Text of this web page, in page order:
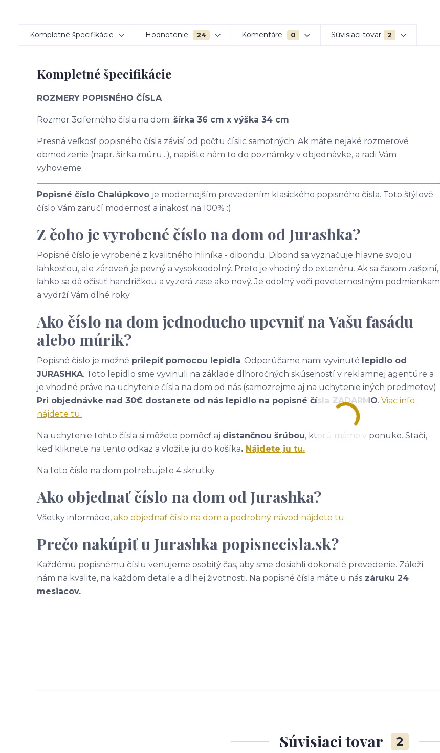
Kompletné špecifikácie Hodnotenie 24 Komentáre 0 Súvisiaci tovar 2
Kompletné špecifikácie
ROZMERY POPISNÉHO ČÍSLA
Rozmer 3ciferného čísla na dom: šírka 36 cm x výška 34 cm
Presná veľkosť popisného čísla závisí od počtu číslic samotných. Ak máte nejaké rozmerové
obmedzenie (napr. šírka múru...), napíšte nám to do poznámky v objednávke, a radi Vám
vyhovieme.
Popisné číslo Chalúpkovo je modernejším prevedením klasického popisného čísla. Toto štýlové
číslo Vám zaručí modernosť a inakosť na 100% :)
Z čoho je vyrobené číslo na dom od Jurashka?
Popisné číslo je vyrobené z kvalitného hliníka - dibondu. Dibond sa vyznačuje hlavne svojou
ľahkosťou, ale zároveň je pevný a vysokoodolný. Preto je vhodný do exteriéru. Ak sa časom zašpiní,
ľahko sa dá očistiť handričkou a vyzerá zase ako nový. Je odolný voči poveternostným podmienkam
a vydrží Vám dlhé roky.
Ako číslo na dom jednoducho upevniť na Vašu fasádu
alebo múrik?
Popisné číslo je možné prilepiť pomocou lepidla. Odporúčame nami vyvinuté lepidlo od
JURASHKA. Toto lepidlo sme vyvinuli na základe dlhoročných skúseností v reklamnej agentúre a
je vhodné práve na uchytenie čísla na dom od nás (samozrejme aj na uchytenie iných predmetov).
Pri objednávke nad 30€ dostanete od nás lepidlo na popisné čísla ZADARMO. Viac info
nájdete tu.
Na uchytenie tohto čísla si môžete pomôcť aj distančnou šrúbou, ktorú máme v ponuke. Stačí,
keď kliknete na tento odkaz a vložíte ju do košíka. Nájdete ju tu.
Na toto číslo na dom potrebujete 4 skrutky.
Ako objednať číslo na dom od Jurashka?
Všetky informácie, ako objednať číslo na dom a podrobný návod nájdete tu.
Prečo nakúpiť u Jurashka popisnecisla.sk?
Každému popisnému číslu venujeme osobitý čas, aby sme dosiahli dokonalé prevedenie. Záleží
nám na kvalite, na každom detaile a dlhej životnosti. Na popisné čísla máte u nás záruku 24
mesiacov.
Súvisiaci tovar 2